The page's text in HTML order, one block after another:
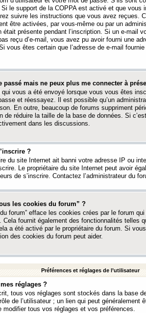
le support de la COPPA est activé et que vous
suivre les instructions que vous avez reçues.
être activées, par vous-même ou par un
présente pendant l’inscription. Si un e-mail
reçu d’e-mail, vous avez pu avoir fourni une
vous êtes certain que l’adresse de e-mail
mais ne peux plus me connecter à
qui vous a été envoyé lorsque vous vous êtes
et réessayez. Il est possible qu’un
En outre, beaucoup de forums suppriment
de réduire la taille de la base de données. Si
dans les discussions.
?
du site Internet ait banni votre adresse IP ou
Le propriétaire du site Internet peut avoir
de s’inscrire. Contactez l’administrateur du
les cookies du forum” ?
forum” efface les cookies crées par le forum
fournit également des fonctionnalités telles
a été activé par le propriétaire du forum. Si
des cookies du forum peut aider.
Préférences et réglages de l’utilisateur
réglages ?
tous vos réglages sont stockés dans la base
de l’utilisateur ; un lien qui peut généralement
tous vos réglages et vos préférences.